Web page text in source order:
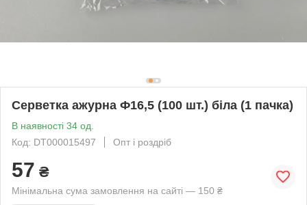
Серветка ажурна Ф16,5 (100 шт.) біла (1 пачка)
В наявності 34 од.
Код: DT000015497
Опт і роздріб
57 ₴
Мінімальна сума замовлення на сайті — 150 ₴